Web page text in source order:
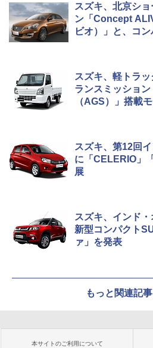
スズキ、北京シ
ン「Concept
ビオ）」と、コ
スズキ、軽トラ
ランスミッショ
（AGS）」搭載
スズキ、第12回
に「CELERIO」
展
スズキ、インド
新型コンパクト
ァ」を発表
もっと関連記
本サイトのご利用について